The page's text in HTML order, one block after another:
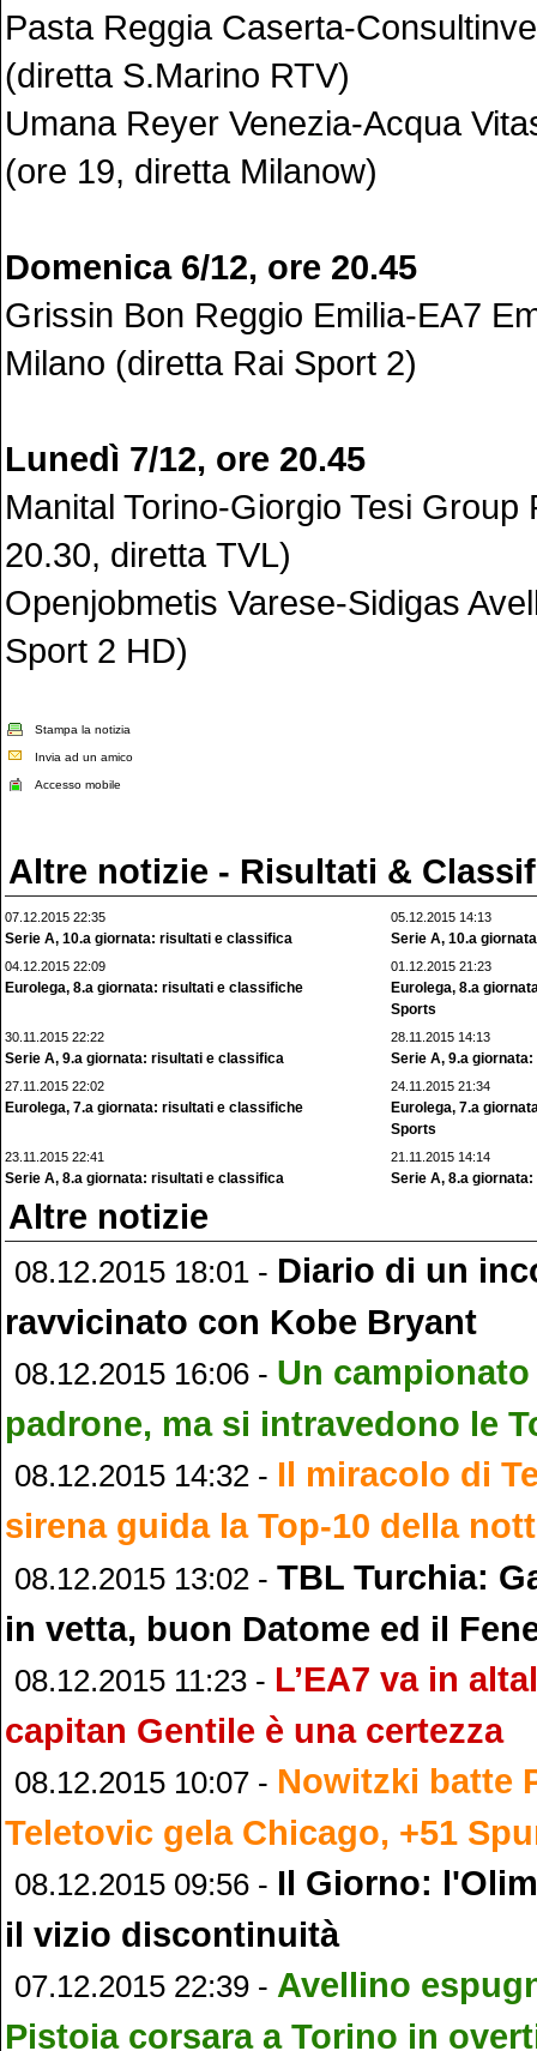
Pasta Reggia Caserta-
(diretta S.Marino RTV)
Umana Reyer Venezia-Acqua
(ore 19, diretta Milanow)
Domenica 6/12, ore 20.45
Grissin Bon Reggio Emilia-EA7
Milano (diretta Rai Sport 2)
Lunedì 7/12, ore 20.45
Manital Torino-Giorgio Tesi Group
20.30, diretta TVL)
Openjobmetis Varese-Sidigas
Sport 2 HD)
Stampa la notizia
Invia ad un amico
Accesso mobile
Altre notizie - Risultati &
07.12.2015 22:35
Serie A, 10.a giornata: risultati e classifica
05.12.2015 14:13
Serie A, 10.a
04.12.2015 22:09
Eurolega, 8.a giornata: risultati e classifiche
01.12.2015 21:23
Eurolega, 8.a
Sports
30.11.2015 22:22
Serie A, 9.a giornata: risultati e classifica
28.11.2015 14:13
Serie A, 9.a
27.11.2015 22:02
Eurolega, 7.a giornata: risultati e classifiche
24.11.2015 21:34
Eurolega, 7.a
Sports
23.11.2015 22:41
Serie A, 8.a giornata: risultati e classifica
21.11.2015 14:14
Serie A, 8.a
Altre notizie
08.12.2015 18:01 - Diario di un
ravvicinato con Kobe Bryant
08.12.2015 16:06 - Un
padrone, ma si intravedono le
08.12.2015 14:32 - Il miracolo di
sirena guida la Top-10 della
08.12.2015 13:02 - TBL Turchia:
in vetta, buon Datome ed il
08.12.2015 11:23 - L’EA7 va in
capitan Gentile è una certezza
08.12.2015 10:07 - Nowitzki batte
Teletovic gela Chicago, +51
08.12.2015 09:56 - Il Giorno:
il vizio discontinuità
07.12.2015 22:39 - Avellino
Pistoia corsara a Torino in